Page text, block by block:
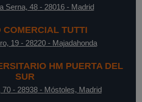
Serna, 48- 28016- Madrid
COMERCIAL TUTTI
19- 28220- Majadahonda
HM PUERTA DEL
SUR
70- 28938- Móstoles, Madrid